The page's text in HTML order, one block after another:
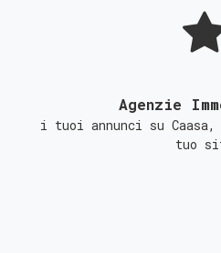
Agenzie
i tuoi annunci su
tuo